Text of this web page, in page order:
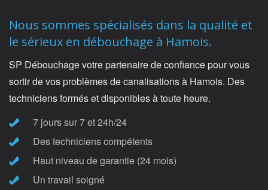
Nous sommes spécialisés dans la qualité et
le sérieux en débouchage à Hamois.
SP Débouchage votre partenaire de confiance pour vous
sortir de vos problèmes de canalisations à Hamois. Des
techniciens formés et disponibles à toute heure.
7 jours sur 7 et 24h/24
Des techniciens compétents
Haut niveau de garantie (24 mois)
Un travail soigné